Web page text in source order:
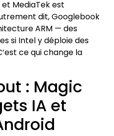
MediaTek est
dit, Googlebook
ARM — des
si Intel y déploie des
ce qui change la
: Magic
IA et